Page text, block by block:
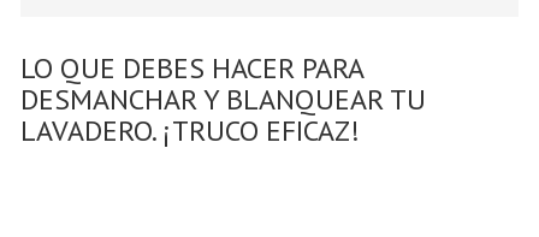
LO QUE DEBES HACER PARA
DESMANCHAR Y BLANQUEAR TU
LAVADERO. ¡TRUCO EFICAZ!